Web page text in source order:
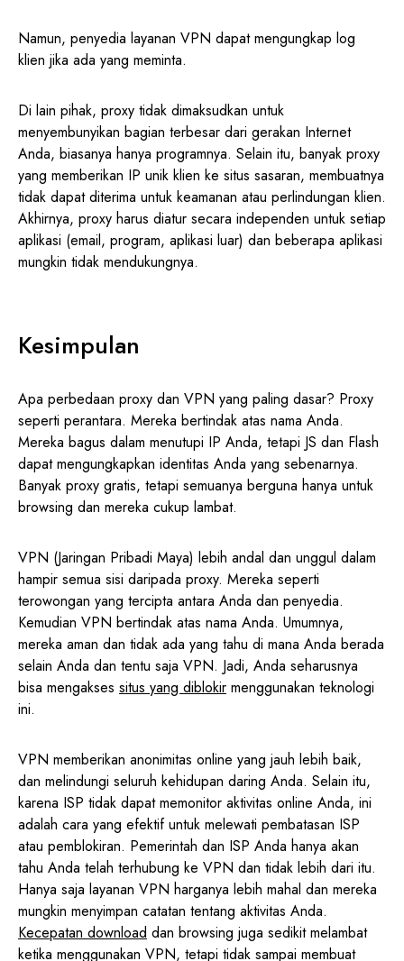
Namun, penyedia layanan VPN dapat mengungkap log
klien jika ada yang meminta.
Di lain pihak, proxy tidak dimaksudkan untuk
menyembunyikan bagian terbesar dari gerakan Internet
Anda, biasanya hanya programnya. Selain itu, banyak proxy
yang memberikan IP unik klien ke situs sasaran, membuatnya
tidak dapat diterima untuk keamanan atau perlindungan klien.
Akhirnya, proxy harus diatur secara independen untuk setiap
aplikasi (email, program, aplikasi luar) dan beberapa aplikasi
mungkin tidak mendukungnya.
Kesimpulan
Apa perbedaan proxy dan VPN yang paling dasar? Proxy
seperti perantara. Mereka bertindak atas nama Anda.
Mereka bagus dalam menutupi IP Anda, tetapi JS dan Flash
dapat mengungkapkan identitas Anda yang sebenarnya.
Banyak proxy gratis, tetapi semuanya berguna hanya untuk
browsing dan mereka cukup lambat.
VPN (Jaringan Pribadi Maya) lebih andal dan unggul dalam
hampir semua sisi daripada proxy. Mereka seperti
terowongan yang tercipta antara Anda dan penyedia.
Kemudian VPN bertindak atas nama Anda. Umumnya,
mereka aman dan tidak ada yang tahu di mana Anda berada
selain Anda dan tentu saja VPN. Jadi, Anda seharusnya
bisa mengakses situs yang diblokir menggunakan teknologi
ini.
VPN memberikan anonimitas online yang jauh lebih baik,
dan melindungi seluruh kehidupan daring Anda. Selain itu,
karena ISP tidak dapat memonitor aktivitas online Anda, ini
adalah cara yang efektif untuk melewati pembatasan ISP
atau pemblokiran. Pemerintah dan ISP Anda hanya akan
tahu Anda telah terhubung ke VPN dan tidak lebih dari itu.
Hanya saja layanan VPN harganya lebih mahal dan mereka
mungkin menyimpan catatan tentang aktivitas Anda.
Kecepatan download dan browsing juga sedikit melambat
ketika menggunakan VPN, tetapi tidak sampai membuat